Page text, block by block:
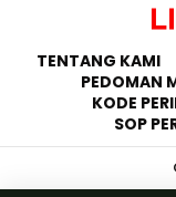
TENTANG KAMI
PEDOMAN
KODE
SOP